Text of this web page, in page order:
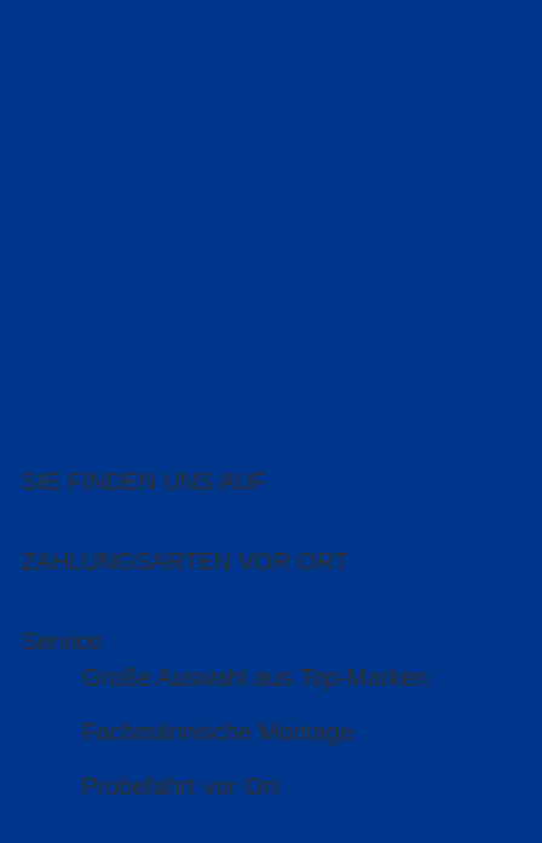
SIE FINDEN UNS AUF
ZAHLUNGSARTEN VOR ORT
Service
Große Auswahl aus Top-Marken
Fachmännische Montage
Probefahrt vor Ort